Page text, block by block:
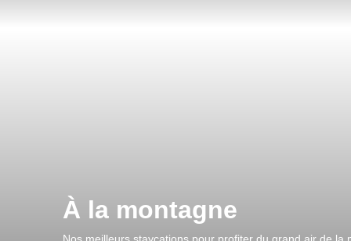
À la montagne